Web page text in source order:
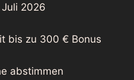
2026
bis zu 300 € Bonus
abstimmen